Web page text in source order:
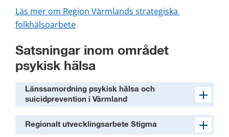
Läs mer om Region Värmlands strategiska
folkhälsoarbete
Satsningar inom området
psykisk hälsa
Länssamordning psykisk hälsa och
suicidprevention i Värmland
Regionalt utvecklingsarbete Stigma